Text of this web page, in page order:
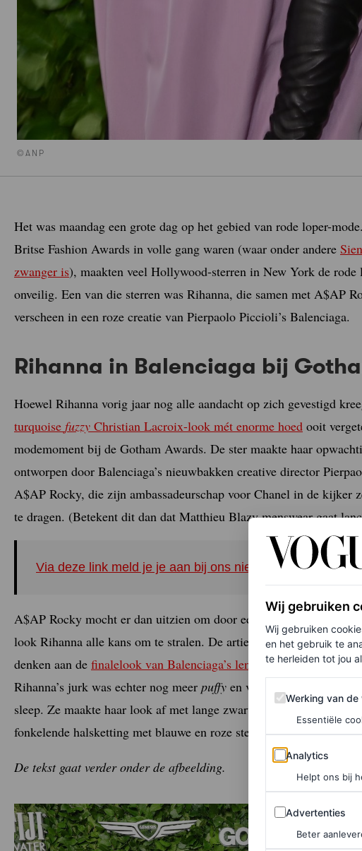
©ANP
Het was maandag een grote dag op het gebied van rode loper-
Britse Fashion Awards in volle gang waren (waar onder andere
zwanger is), maakten veel Hollywood-sterren in New York de
onveilig. Een van die sterren was Rihanna, die samen met A$AP
verscheen in een roze creatie van Pierpaolo Piccioli’s Balenciaga.
Rihanna in Balenciaga bij
Hoewel Rihanna vorig jaar nog alle aandacht op zich gevestigd
turquoise fuzzy Christian Lacroix-look mét enorme hoed ooit
modemoment bij de Gotham Awards. De ster maakte haar
ontworpen door Balenciaga’s nieuwbakken creative director
A$AP Rocky, die zijn ambassadeurschap voor Chanel in de kijker
te dragen. (Betekent dit dan dat Matthieu Blazy menswear gaat
Via deze link meld je je aan bij ons nieuwe Instagram
A$AP Rocky mocht er dan uitzien om door een ringetje te halen,
look Rihanna alle kans om te stralen. De artiest en Fenty-oprichter
denken aan de finalelook van Balenciaga’s lente/zomer 2026-show
Rihanna’s jurk was echter nog meer puffy en voorzien van een off-
sleep. Ze maakte haar look af met lange zwartleren handschoenen,
fonkelende halsketting met blauwe en roze stenen.
De tekst gaat verder onder de afbeelding.
Wij gebruiken
Wij gebruiken
en het gebruik te
te herleiden tot jou
Werking van de
Werking van
Essentiële
Analytics
Analytics
Helpt ons bij
Advertenties
Advertenties
Beter